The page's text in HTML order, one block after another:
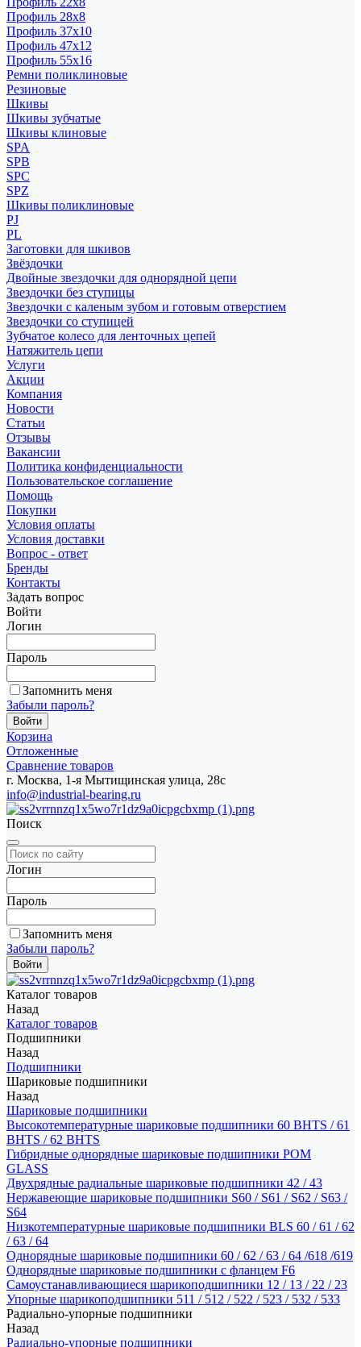
Профиль 28x8
Профиль 37x10
Профиль 47x12
Профиль 55x16
Ремни поликлиновые
Резиновые
Шкивы
Шкивы зубчатые
Шкивы клиновые
SPA
SPB
SPC
SPZ
Шкивы поликлиновые
PJ
PL
Заготовки для шкивов
Звёздочки
Двойные звездочки для однорядной цепи
Звездочки без ступицы
Звездочки с каленым зубом и готовым отверстием
Звездочки со ступицей
Зубчатое колесо для ленточных цепей
Натяжитель цепи
Услуги
Акции
Компания
Новости
Статьи
Отзывы
Вакансии
Политика конфиденциальности
Пользовательское соглашение
Помощь
Покупки
Условия оплаты
Условия доставки
Вопрос - ответ
Бренды
Контакты
Задать вопрос
Войти
Логин
Пароль
Запомнить меня
Забыли пароль?
Корзина
Отложенные
Сравнение товаров
г. Москва, 1-я Мытищинская улица, 28с
info@industrial-bearing.ru
Поиск
Логин
Пароль
Запомнить меня
Забыли пароль?
Каталог товаров
Назад
Каталог товаров
Подшипники
Назад
Подшипники
Шариковые подшипники
Назад
Шариковые подшипники
Высокотемпературные шариковые подшипники 60 BHTS / 61
BHTS / 62 BHTS
Гибридные однорядные шариковые подшипники POM
GLASS
Двухрядные радиальные шариковые подшипники 42 / 43
Нержавеющие шариковые подшипники S60 / S61 / S62 / S63 /
S64
Низкотемпературные шариковые подшипники BLS 60 / 61 / 62
/ 63 / 64
Однорядные шариковые подшипники 60 / 62 / 63 / 64 /618 /619
Однорядные шариковые подшипники с фланцем F6
Самоустанавливающиеся шарикоподшипники 12 / 13 / 22 / 23
Упорные шарикоподшипники 511 / 512 / 522 / 523 / 532 / 533
Радиально-упорные подшипники
Назад
Радиально-упорные подшипники